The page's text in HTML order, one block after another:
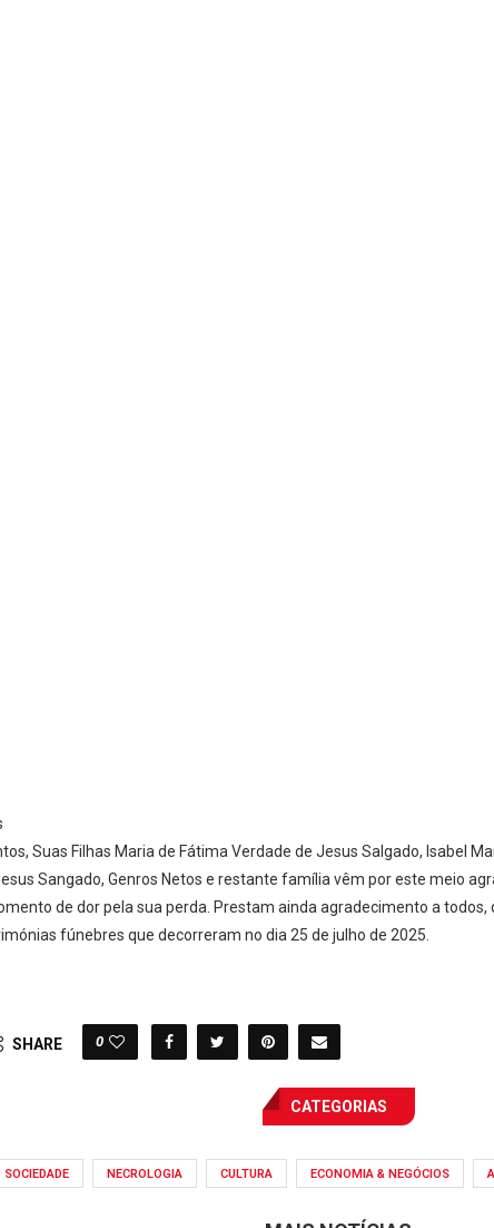
Suas Filhas Maria de Fátima Verdade de Jesus Salgado, Isabel
Sangado, Genros Netos e restante família vêm por este meio
de dor pela sua perda. Prestam ainda agradecimento a todos,
fúnebres que decorreram no dia 25 de julho de 2025.
SHARE 0
CATEGORIAS
SOCIEDADE NECROLOGIA CULTURA ECONOMIA & NEGÓCIOS